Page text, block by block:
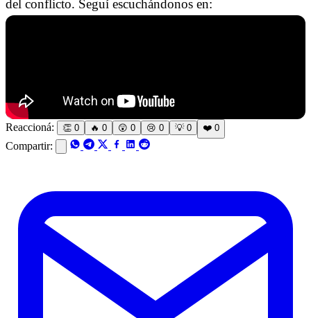
del conflicto. Seguí escuchándonos en:
Reaccioná: 👏 0 🔥 0 😲 0 😢 0 💡 0 ❤️ 0
Compartir: